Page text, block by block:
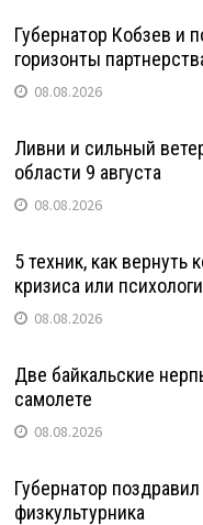
Губернатор Кобзев и
горизонты
08.08.2026
Ливни и сильный
области 9 августа
08.08.2026
5 техник, как
кризиса или
08.08.2026
Две байкальские
самолете
08.08.2026
Губернатор
физкультурника